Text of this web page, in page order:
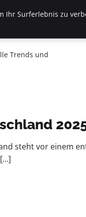
Trends und
steht vor einem
Ihr Surferlebnis zu